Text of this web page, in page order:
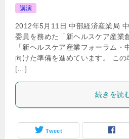
講演
2012年5月11日 中部経済産業局
委員を務めた「新ヘルスケア産業
「新ヘルスケア産業フォーラム・
向けた準備を進めています。 こ
[…]
続きを読
Tweet